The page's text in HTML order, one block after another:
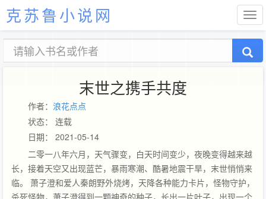
克苏鲁小说网
末世之携手共度
作者： 浪花点点
状态： 连载
日期： 2021-05-14
二零一八年六月，天气骤变，白天时间变少，夜晚变得越来越
长，接着天空又出现蓝芒，暴雨寒潮、酷暑地震干旱，末世悄悄来
临。 萧子澄和爱人秦朗野外烧烤，天降各种能力卡片，怪物守护，
杀死怪物，萧子澄得到一颗神奇的种子，长出一片叶子，出现一个